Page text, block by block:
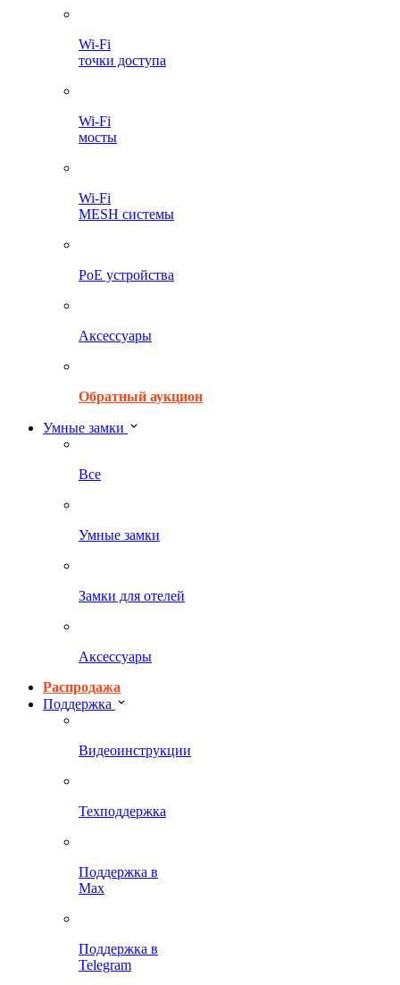
Wi-Fi
точки доступа
Wi-Fi
мосты
Wi-Fi
MESH системы
PoE устройства
Аксессуары
Обратный аукцион
Умные замки
Все
Умные замки
Замки для отелей
Аксессуары
Распродажа
Поддержка
Видеоинструкции
Техподдержка
Поддержка в
Max
Поддержка в
Telegram